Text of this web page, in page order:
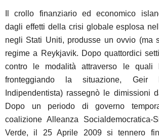
Il crollo finanziario ed economico
dagli effetti della crisi globale esplosa
negli Stati Uniti, produsse un ovvio (ma
regime a Reykjavik. Dopo quattordici
contro le modalità attraverso le quali
fronteggiando la situazione, Geir
Indipendentista) rassegnò le dimissioni
Dopo un periodo di governo
coalizione Alleanza Socialdemocratica-
Verde, il 25 Aprile 2009 si tennero